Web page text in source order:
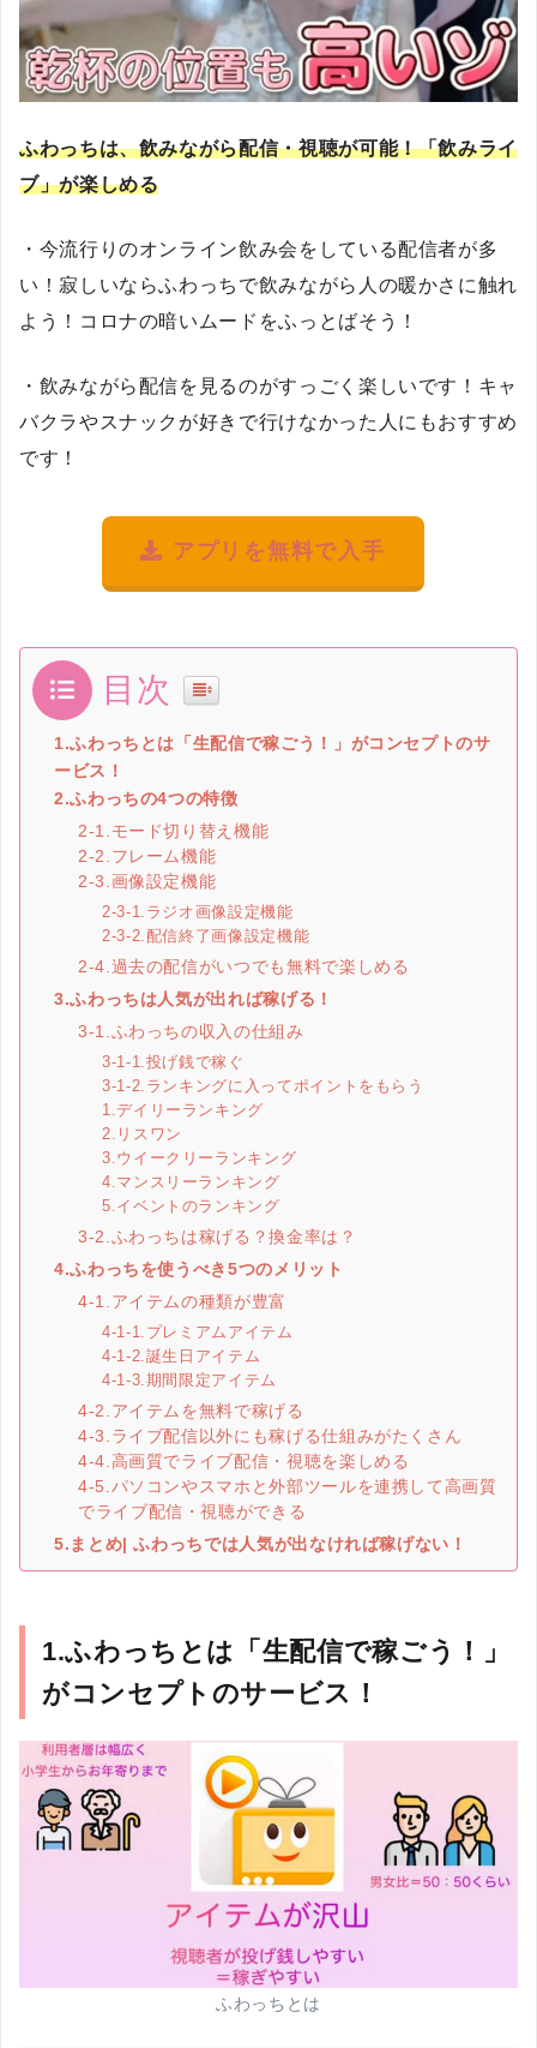
ふわっちは、飲みながら配信・視聴が可能！「飲みライ
ブ」が楽しめる
・今流行りのオンライン飲み会をしている配信者が多
い！寂しいならふわっちで飲みながら人の暖かさに触れ
よう！コロナの暗いムードをふっとばそう！
・飲みながら配信を見るのがすっごく楽しいです！キャ
バクラやスナックが好きで行けなかった人にもおすすめ
です！
アプリを無料で入手
目次
1.ふわっちとは「生配信で稼ごう！」がコンセプトのサ
ービス！
2.ふわっちの4つの特徴
2-1.モード切り替え機能
2-2.フレーム機能
2-3.画像設定機能
2-3-1.ラジオ画像設定機能
2-3-2.配信終了画像設定機能
2-4.過去の配信がいつでも無料で楽しめる
3.ふわっちは人気が出れば稼げる！
3-1.ふわっちの収入の仕組み
3-1-1.投げ銭で稼ぐ
3-1-2.ランキングに入ってポイントをもらう
1.デイリーランキング
2.リスワン
3.ウイークリーランキング
4.マンスリーランキング
5.イベントのランキング
3-2.ふわっちは稼げる？換金率は？
4.ふわっちを使うべき5つのメリット
4-1.アイテムの種類が豊富
4-1-1.プレミアムアイテム
4-1-2.誕生日アイテム
4-1-3.期間限定アイテム
4-2.アイテムを無料で稼げる
4-3.ライブ配信以外にも稼げる仕組みがたくさん
4-4.高画質でライブ配信・視聴を楽しめる
4-5.パソコンやスマホと外部ツールを連携して高画質
でライブ配信・視聴ができる
5.まとめ| ふわっちでは人気が出なければ稼げない！
1.ふわっちとは「生配信で稼ごう！」
がコンセプトのサービス！
ふわっちとは